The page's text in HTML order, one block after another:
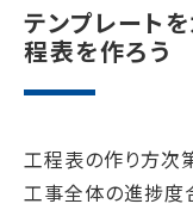
テンプレート
程表を作ろう
工程表の作り方次
工事全体の進捗度